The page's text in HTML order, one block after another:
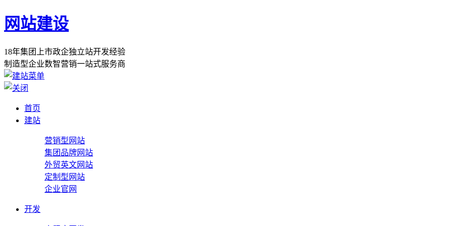
网站建设
18年集团 上市政企独立站开发经验
制 造型企业数智营销一站式服务商
首页
建站
营销型网站
集团品牌网站
外贸英文网站
定制型网站
企业官网
开发